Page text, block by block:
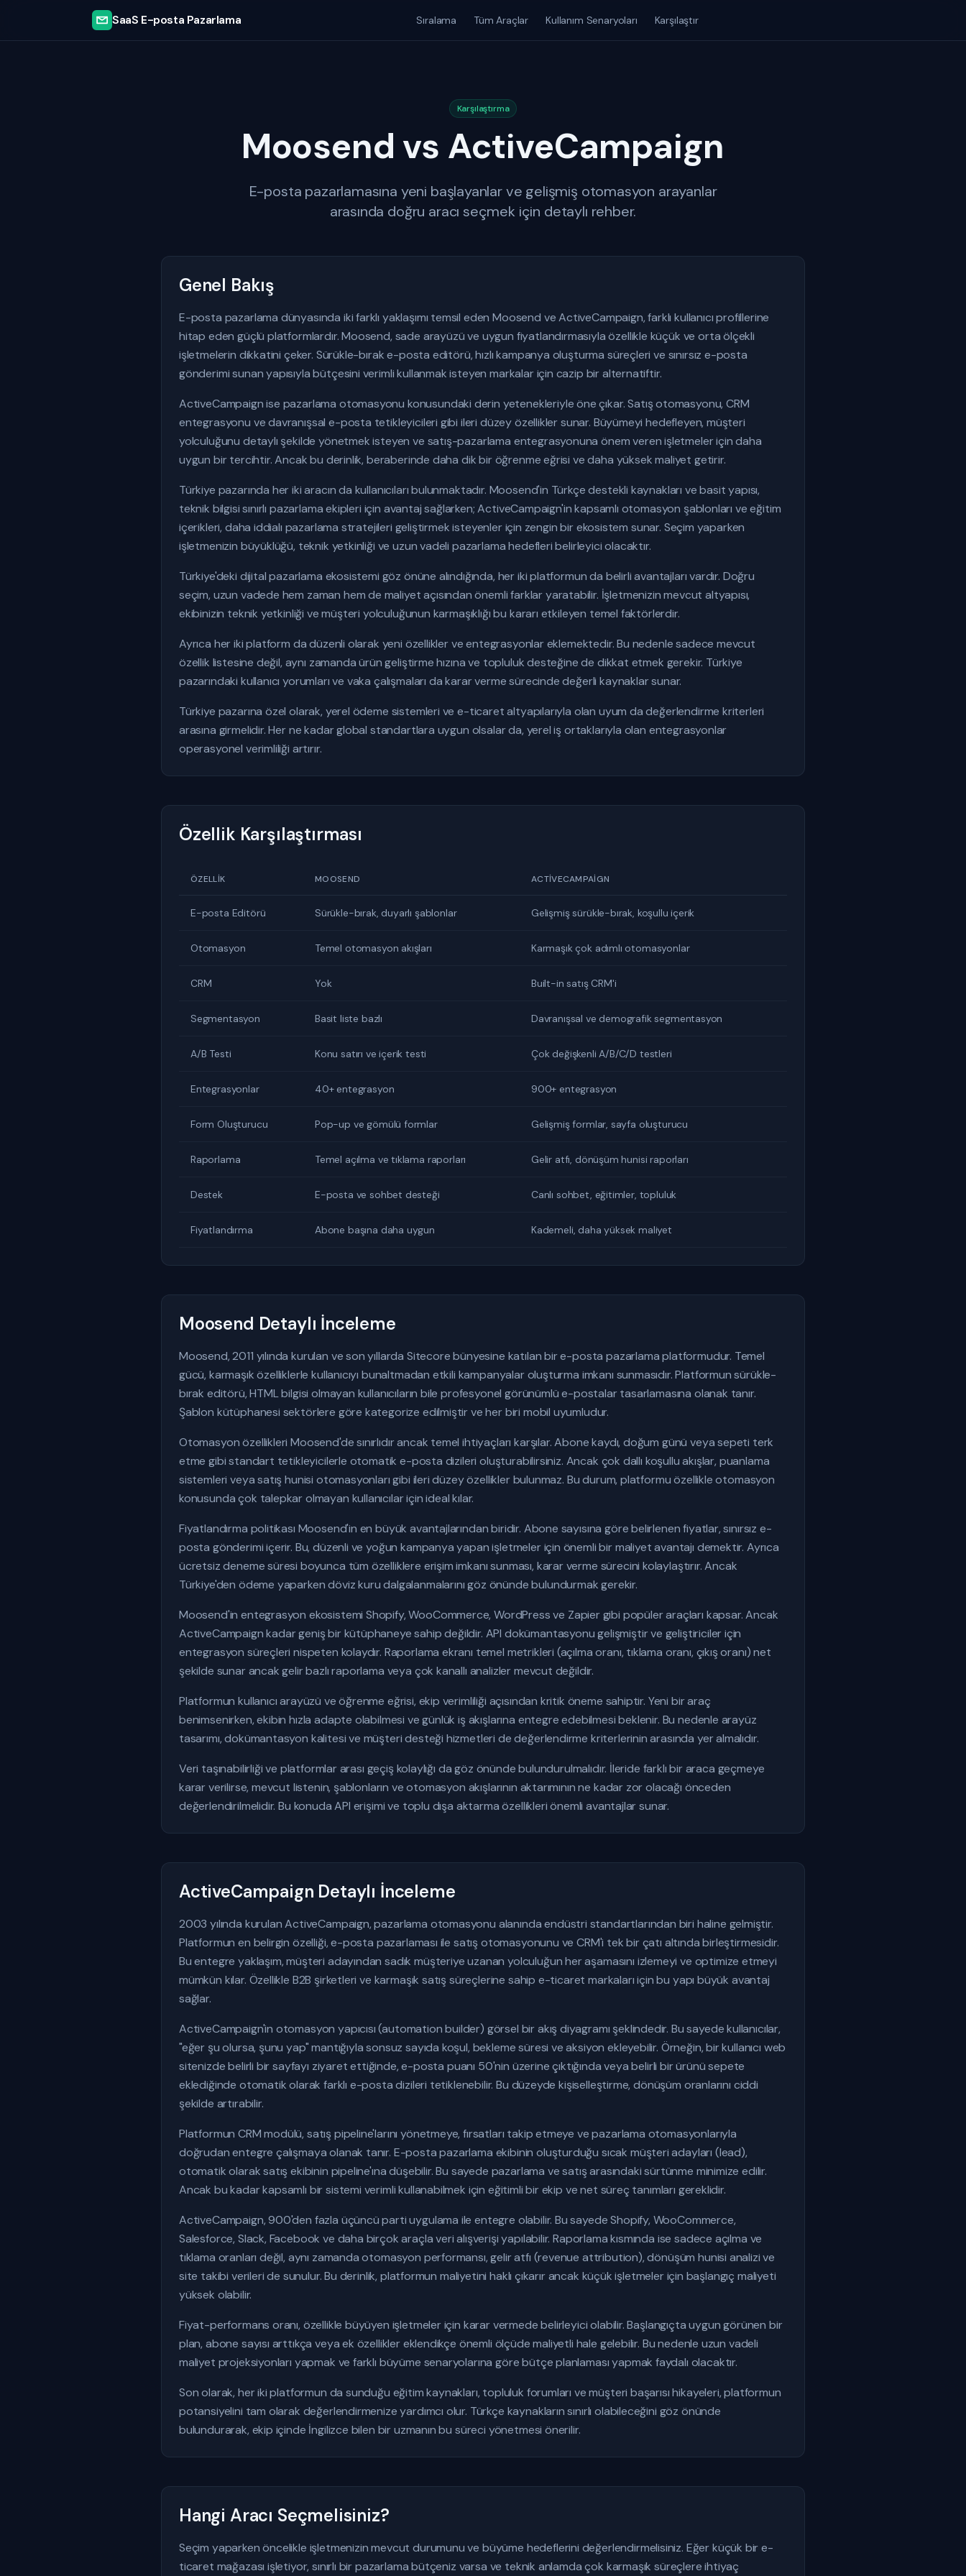
SaaS E-posta Pazarlama Sıralama Tüm Araçlar Kullanım Senaryoları Karşılaştır
Karşılaştırma
Moosend vs ActiveCampaign
E-posta pazarlamasına yeni başlayanlar ve gelişmiş otomasyon arayanlar
arasında doğru aracı seçmek için detaylı rehber.
Genel Bakış
E-posta pazarlama dünyasında iki farklı yaklaşımı temsil eden Moosend ve ActiveCampaign, farklı kullanıcı profillerine
hitap eden güçlü platformlardır. Moosend, sade arayüzü ve uygun fiyatlandırmasıyla özellikle küçük ve orta ölçekli
işletmelerin dikkatini çeker. Sürükle-bırak e-posta editörü, hızlı kampanya oluşturma süreçleri ve sınırsız e-posta
gönderimi sunan yapısıyla bütçesini verimli kullanmak isteyen markalar için cazip bir alternatiftir.
ActiveCampaign ise pazarlama otomasyonu konusundaki derin yetenekleriyle öne çıkar. Satış otomasyonu, CRM
entegrasyonu ve davranışsal e-posta tetikleyicileri gibi ileri düzey özellikler sunar. Büyümeyi hedefleyen, müşteri
yolculuğunu detaylı şekilde yönetmek isteyen ve satış-pazarlama entegrasyonuna önem veren işletmeler için daha
uygun bir tercihtir. Ancak bu derinlik, beraberinde daha dik bir öğrenme eğrisi ve daha yüksek maliyet getirir.
Türkiye pazarında her iki aracın da kullanıcıları bulunmaktadır. Moosend'in Türkçe destekli kaynakları ve basit yapısı,
teknik bilgisi sınırlı pazarlama ekipleri için avantaj sağlarken; ActiveCampaign'in kapsamlı otomasyon şablonları ve eğitim
içerikleri, daha iddialı pazarlama stratejileri geliştirmek isteyenler için zengin bir ekosistem sunar. Seçim yaparken
işletmenizin büyüklüğü, teknik yetkinliği ve uzun vadeli pazarlama hedefleri belirleyici olacaktır.
Türkiye'deki dijital pazarlama ekosistemi göz önüne alındığında, her iki platformun da belirli avantajları vardır. Doğru
seçim, uzun vadede hem zaman hem de maliyet açısından önemli farklar yaratabilir. İşletmenizin mevcut altyapısı,
ekibinizin teknik yetkinliği ve müşteri yolculuğunun karmaşıklığı bu kararı etkileyen temel faktörlerdir.
Ayrıca her iki platform da düzenli olarak yeni özellikler ve entegrasyonlar eklemektedir. Bu nedenle sadece mevcut
özellik listesine değil, aynı zamanda ürün geliştirme hızına ve topluluk desteğine de dikkat etmek gerekir. Türkiye
pazarındaki kullanıcı yorumları ve vaka çalışmaları da karar verme sürecinde değerli kaynaklar sunar.
Türkiye pazarına özel olarak, yerel ödeme sistemleri ve e-ticaret altyapılarıyla olan uyum da değerlendirme kriterleri
arasına girmelidir. Her ne kadar global standartlara uygun olsalar da, yerel iş ortaklarıyla olan entegrasyonlar
operasyonel verimliliği artırır.
Özellik Karşılaştırması
ÖZELLIK MOOSEND ACTIVECAMPAIGN
E-posta Editörü Sürükle-bırak, duyarlı şablonlar Gelişmiş sürükle-bırak, koşullu içerik
Otomasyon Temel otomasyon akışları Karmaşık çok adımlı otomasyonlar
CRM Yok Built-in satış CRM'i
Segmentasyon Basit liste bazlı Davranışsal ve demografik segmentasyon
A/B Testi Konu satırı ve içerik testi Çok değişkenli A/B/C/D testleri
Entegrasyonlar 40+ entegrasyon 900+ entegrasyon
Form Oluşturucu Pop-up ve gömülü formlar Gelişmiş formlar, sayfa oluşturucu
Raporlama Temel açılma ve tıklama raporları Gelir atfı, dönüşüm hunisi raporları
Destek E-posta ve sohbet desteği Canlı sohbet, eğitimler, topluluk
Fiyatlandırma Abone başına daha uygun Kademeli, daha yüksek maliyet
Moosend Detaylı İnceleme
Moosend, 2011 yılında kurulan ve son yıllarda Sitecore bünyesine katılan bir e-posta pazarlama platformudur. Temel
gücü, karmaşık özelliklerle kullanıcıyı bunaltmadan etkili kampanyalar oluşturma imkanı sunmasıdır. Platformun sürükle-
bırak editörü, HTML bilgisi olmayan kullanıcıların bile profesyonel görünümlü e-postalar tasarlamasına olanak tanır.
Şablon kütüphanesi sektörlere göre kategorize edilmiştir ve her biri mobil uyumludur.
Otomasyon özellikleri Moosend'de sınırlıdır ancak temel ihtiyaçları karşılar. Abone kaydı, doğum günü veya sepeti terk
etme gibi standart tetikleyicilerle otomatik e-posta dizileri oluşturabilirsiniz. Ancak çok dallı koşullu akışlar, puanlama
sistemleri veya satış hunisi otomasyonları gibi ileri düzey özellikler bulunmaz. Bu durum, platformu özellikle otomasyon
konusunda çok talepkar olmayan kullanıcılar için ideal kılar.
Fiyatlandırma politikası Moosend'in en büyük avantajlarından biridir. Abone sayısına göre belirlenen fiyatlar, sınırsız e-
posta gönderimi içerir. Bu, düzenli ve yoğun kampanya yapan işletmeler için önemli bir maliyet avantajı demektir. Ayrıca
ücretsiz deneme süresi boyunca tüm özelliklere erişim imkanı sunması, karar verme sürecini kolaylaştırır. Ancak
Türkiye'den ödeme yaparken döviz kuru dalgalanmalarını göz önünde bulundurmak gerekir.
Moosend'in entegrasyon ekosistemi Shopify, WooCommerce, WordPress ve Zapier gibi popüler araçları kapsar. Ancak
ActiveCampaign kadar geniş bir kütüphaneye sahip değildir. API dokümantasyonu gelişmiştir ve geliştiriciler için
entegrasyon süreçleri nispeten kolaydır. Raporlama ekranı temel metrikleri (açılma oranı, tıklama oranı, çıkış oranı) net
şekilde sunar ancak gelir bazlı raporlama veya çok kanallı analizler mevcut değildir.
Platformun kullanıcı arayüzü ve öğrenme eğrisi, ekip verimliliği açısından kritik öneme sahiptir. Yeni bir araç
benimsenirken, ekibin hızla adapte olabilmesi ve günlük iş akışlarına entegre edebilmesi beklenir. Bu nedenle arayüz
tasarımı, dokümantasyon kalitesi ve müşteri desteği hizmetleri de değerlendirme kriterlerinin arasında yer almalıdır.
Veri taşınabilirliği ve platformlar arası geçiş kolaylığı da göz önünde bulundurulmalıdır. İleride farklı bir araca geçmeye
karar verilirse, mevcut listenin, şablonların ve otomasyon akışlarının aktarımının ne kadar zor olacağı önceden
değerlendirilmelidir. Bu konuda API erişimi ve toplu dışa aktarma özellikleri önemli avantajlar sunar.
ActiveCampaign Detaylı İnceleme
2003 yılında kurulan ActiveCampaign, pazarlama otomasyonu alanında endüstri standartlarından biri haline gelmiştir.
Platformun en belirgin özelliği, e-posta pazarlaması ile satış otomasyonunu ve CRM'i tek bir çatı altında birleştirmesidir.
Bu entegre yaklaşım, müşteri adayından sadık müşteriye uzanan yolculuğun her aşamasını izlemeyi ve optimize etmeyi
mümkün kılar. Özellikle B2B şirketleri ve karmaşık satış süreçlerine sahip e-ticaret markaları için bu yapı büyük avantaj
sağlar.
ActiveCampaign'in otomasyon yapıcısı (automation builder) görsel bir akış diyagramı şeklindedir. Bu sayede kullanıcılar,
"eğer şu olursa, şunu yap" mantığıyla sonsuz sayıda koşul, bekleme süresi ve aksiyon ekleyebilir. Örneğin, bir kullanıcı web
sitenizde belirli bir sayfayı ziyaret ettiğinde, e-posta puanı 50'nin üzerine çıktığında veya belirli bir ürünü sepete
eklediğinde otomatik olarak farklı e-posta dizileri tetiklenebilir. Bu düzeyde kişiselleştirme, dönüşüm oranlarını ciddi
şekilde artırabilir.
Platformun CRM modülü, satış pipeline'larını yönetmeye, fırsatları takip etmeye ve pazarlama otomasyonlarıyla
doğrudan entegre çalışmaya olanak tanır. E-posta pazarlama ekibinin oluşturduğu sıcak müşteri adayları (lead),
otomatik olarak satış ekibinin pipeline'ına düşebilir. Bu sayede pazarlama ve satış arasındaki sürtünme minimize edilir.
Ancak bu kadar kapsamlı bir sistemi verimli kullanabilmek için eğitimli bir ekip ve net süreç tanımları gereklidir.
ActiveCampaign, 900'den fazla üçüncü parti uygulama ile entegre olabilir. Bu sayede Shopify, WooCommerce,
Salesforce, Slack, Facebook ve daha birçok araçla veri alışverişi yapılabilir. Raporlama kısmında ise sadece açılma ve
tıklama oranları değil, aynı zamanda otomasyon performansı, gelir atfı (revenue attribution), dönüşüm hunisi analizi ve
site takibi verileri de sunulur. Bu derinlik, platformun maliyetini haklı çıkarır ancak küçük işletmeler için başlangıç maliyeti
yüksek olabilir.
Fiyat-performans oranı, özellikle büyüyen işletmeler için karar vermede belirleyici olabilir. Başlangıçta uygun görünen bir
plan, abone sayısı arttıkça veya ek özellikler eklendikçe önemli ölçüde maliyetli hale gelebilir. Bu nedenle uzun vadeli
maliyet projeksiyonları yapmak ve farklı büyüme senaryolarına göre bütçe planlaması yapmak faydalı olacaktır.
Son olarak, her iki platformun da sunduğu eğitim kaynakları, topluluk forumları ve müşteri başarısı hikayeleri, platformun
potansiyelini tam olarak değerlendirmenize yardımcı olur. Türkçe kaynakların sınırlı olabileceğini göz önünde
bulundurarak, ekip içinde İngilizce bilen bir uzmanın bu süreci yönetmesi önerilir.
Hangi Aracı Seçmelisiniz?
Seçim yaparken öncelikle işletmenizin mevcut durumunu ve büyüme hedeflerini değerlendirmelisiniz. Eğer küçük bir e-
ticaret mağazası işletiyor, sınırlı bir pazarlama bütçeniz varsa ve teknik anlamda çok karmaşık süreçlere ihtiyaç